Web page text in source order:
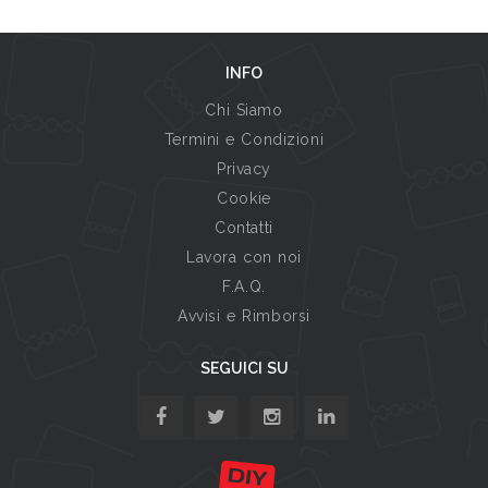
INFO
Chi Siamo
Termini e Condizioni
Privacy
Cookie
Contatti
Lavora con noi
F.A.Q.
Avvisi e Rimborsi
SEGUICI SU